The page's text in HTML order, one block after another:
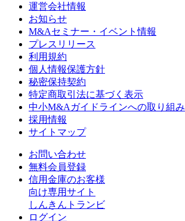
運営会社情報
お知らせ
M&Aセミナー・イベント情報
プレスリリース
利用規約
個人情報保護方針
秘密保持契約
特定商取引法に基づく表示
中小M&Aガイドラインへの取り組み
採用情報
サイトマップ
お問い合わせ
無料会員登録
信用金庫のお客様
向け専用サイト
しんきんトランビ
ログイン